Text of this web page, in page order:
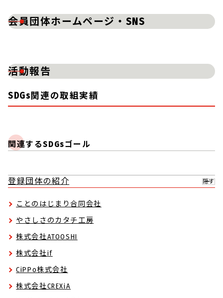
会員団体ホームページ・SNS
活動報告
SDGs関連の取組実績
関連するSDGsゴール
登録団体の紹介 隠す
ことのはじまり合同会社
やさしさのカタチ工房
株式会社ATOOSHI
株式会社if
CiPPo株式会社
株式会社CREXiA